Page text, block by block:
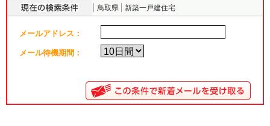
鳥取県 新築一戸建住宅
メールアドレス：
メール待機期間：